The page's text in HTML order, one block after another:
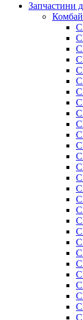
Запчастини